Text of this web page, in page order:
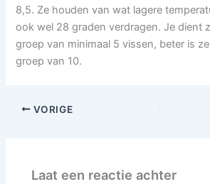
8,5. Ze houden van wat lagere
ook wel 28 graden verdragen. Je dient
groep van minimaal 5 vissen, beter is
groep van 10.
VORIGE
Laat een reactie achter